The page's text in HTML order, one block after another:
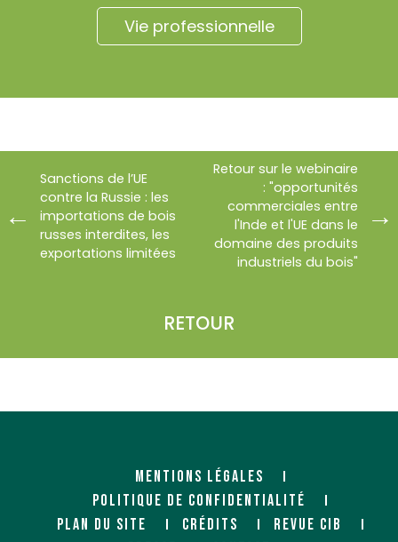
Vie professionnelle
Sanctions de l’UE
contre la Russie : les
importations de bois
russes interdites, les
exportations limitées
RETOUR
Retour sur le webinaire
: "opportunités
commerciales entre
l'Inde et l'UE dans le
domaine des produits
industriels du bois"
MENTIONS LÉGALES
POLITIQUE DE CONFIDENTIALITÉ
PLAN DU SITE
CRÉDITS
REVUE CIB